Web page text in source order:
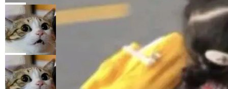
Harness 负责把能力落到真实环境中——调用工
具、读写文件、管理上下文、处理错误、完成闭
环。崔添翼招人的标...
理解、推理、生成与编辑，还仅以 8B-MoT 的轻
量大小，将能力推进到4K、更精细的真实质感、
更复杂的视觉控制和可持续迭代编辑。 相比 U
1，U1.5-Lite-Preview 在以下方向上带来了显著
提升： 原生支持4K图像生成； 更精细的局部纹
理、细节与真实世界质感； 更准确的中英文文字
生成与复杂版式组织； 更稳定的图...
nap。这次是 hwctl——一个用来检查 Ubuntu
硬件认证状态的命令行工具。 Canonical 工程师
Alan Griffiths 在邮件列表中说得很直白：「hwc
tl 是一个 Ubuntu 专有的包，它和它的依赖项都
是 Ubuntu 专有的，不会用在其他发行版上。」
所以 deb 版本的受众实际上为零。既然只有 Ub
untu 用户在用，那用 snap 打包就没什么可纠结
局
Dario Amodei 担心新人来 Anthropic
只为金钱，不为使命
顶级 AI 研究员在两家公司之间来回跳，中间只
隔了几天。 Lilian Weng 上周刚宣布因健康原因
离开 Thinking Machines Lab，说自己作为联合
创始人的角色「太累了」。几天后，The Inform
局
FFmpeg 9.0 发布